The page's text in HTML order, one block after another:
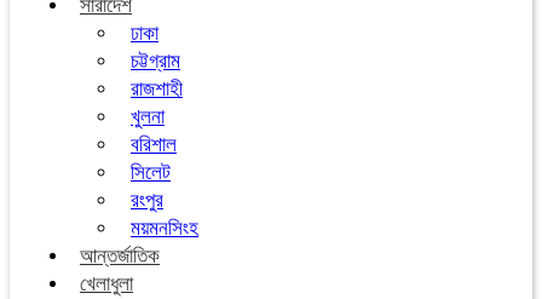
সারাদেশ
ঢাকা
চট্টগ্রাম
রাজশাহী
খুলনা
বরিশাল
সিলেট
রংপুর
ময়মনসিংহ
আন্তর্জাতিক
খেলাধুলা